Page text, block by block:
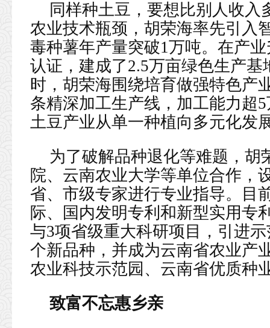
同样种土豆，要想比别人收
农业技术瓶颈，胡荣海率先引入
毒种薯年产量突破1万吨。在产
认证，建成了2.5万亩绿色生产
时，胡荣海围绕培育做强特色产
条精深加工生产线，加工能力超
土豆产业从单一种植向多元化发
为了破解品种退化等难题，胡
院、云南农业大学等单位合作，
省、市级专家进行专业指导。目
际、国内发明专利和新型实用专
与3项省级重大科研项目，引进
个新品种，并成为云南省农业产
农业科技示范园、云南省优质种
致富不忘惠乡亲